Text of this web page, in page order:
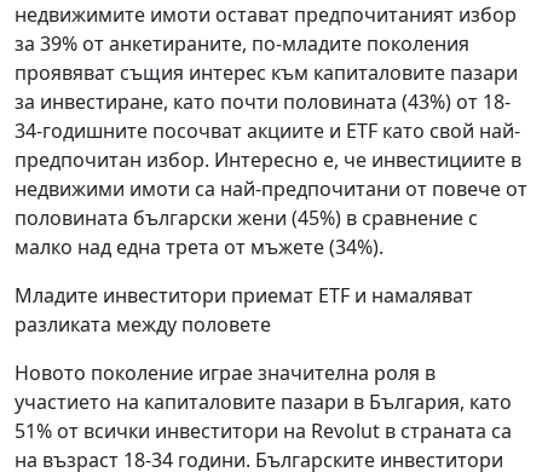
недвижимите имоти остават предпочитаният избор
за 39% от анкетираните, по-младите поколения
проявяват същия интерес към капиталовите пазари
за инвестиране, като почти половината (43%) от 18-
34-годишните посочват акциите и ETF като свой най-
предпочитан избор. Интересно е, че инвестициите в
недвижими имоти са най-предпочитани от повече от
половината български жени (45%) в сравнение с
малко над една трета от мъжете (34%).
Младите инвеститори приемат ETF и намаляват
разликата между половете
Новото поколение играе значителна роля в
участието на капиталовите пазари в България, като
51% от всички инвеститори на Revolut в страната са
на възраст 18-34 години. Българските инвеститори